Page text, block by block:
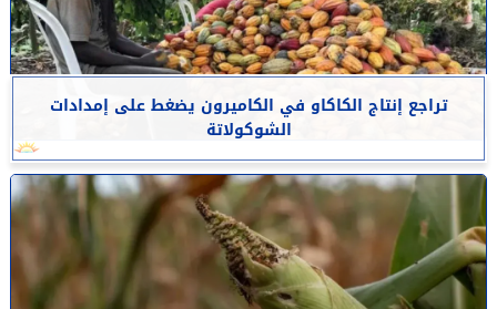
تراجع إنتاج الكاكاو في الكاميرون يضغط على إمدادات
الشوكولاتة